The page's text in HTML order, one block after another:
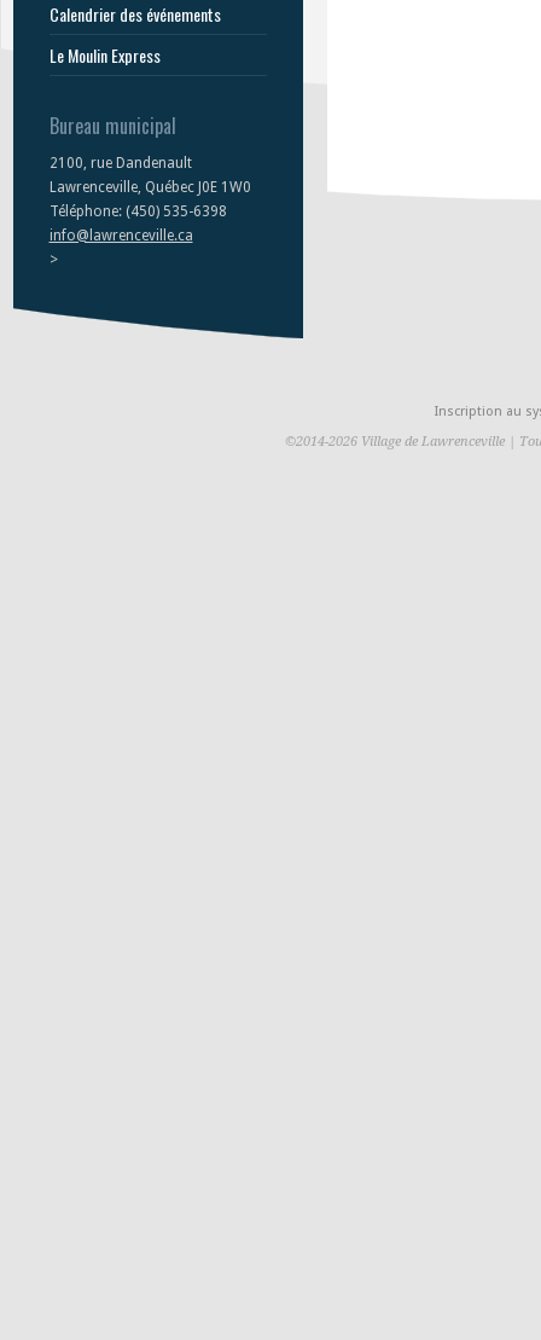
Calendrier des événements
Le Moulin Express
Bureau municipal
2100, rue Dandenault
Lawrenceville, Québec J0E 1W0
Téléphone: (450) 535-6398
info@lawrenceville.ca
>
Inscription au
©2014-2026 Village de Lawrenceville |